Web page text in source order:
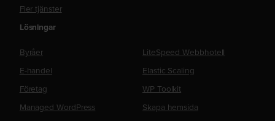
Fler tjänster
Lösningar
Byråer
E-handel
Företag
Managed WordPress
LiteSpeed Webbhotell
Elastic Scaling
WP Toolkit
Skapa hemsida